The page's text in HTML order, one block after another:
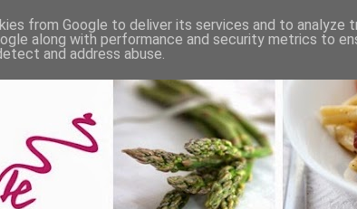
from Google to deliver its services and to analyze
along with performance and security metrics to
and address abuse.